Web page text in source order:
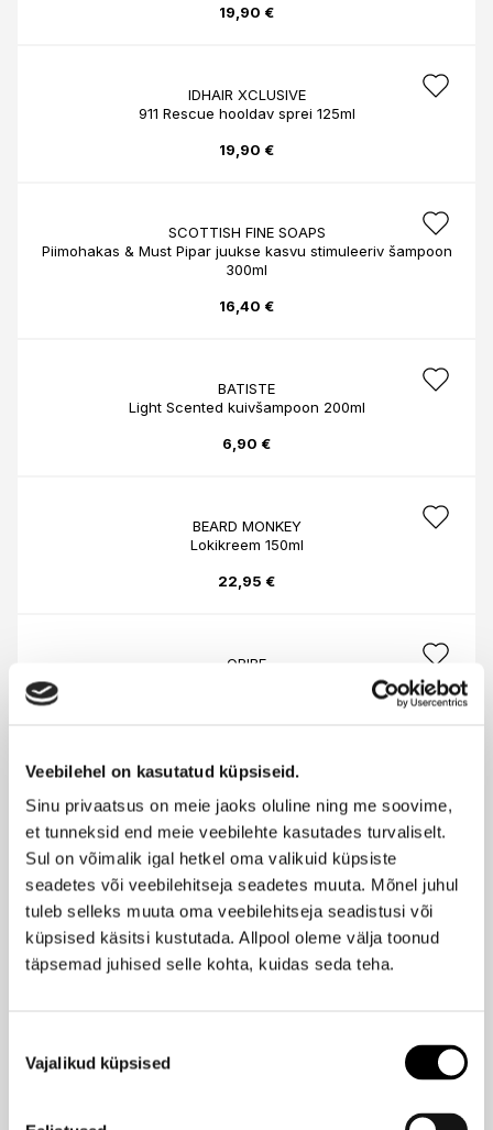
Veebilehel on kasutatud küpsiseid.
Sinu privaatsus on meie jaoks oluline ning me soovime,
et tunneksid end meie veebilehte kasutades turvaliselt.
Sul on võimalik igal hetkel oma valikuid küpsiste
seadetes või veebilehitseja seadetes muuta. Mõnel juhul
tuleb selleks muuta oma veebilehitseja seadistusi või
küpsised käsitsi kustutada. Allpool oleme välja toonud
täpsemad juhised selle kohta, kuidas seda teha.
valik
Vajalikud küpsised
19,90 €
IDHAIR XCLUSIVE
911 Rescue hooldav sprei 125ml
19,90 €
SCOTTISH FINE SOAPS
Piimohakas & Must Pipar juukse kasvu stimuleeriv šampoon
300ml
16,40 €
BATISTE
Light Scented kuivšampoon 200ml
6,90 €
BEARD MONKEY
Lokikreem 150ml
22,95 €
ORIBE
Niisutav šampoon lokkis ja paksudele juustele 250ml
ORIBE
Sügavniisutav palsam lokkis ja paksudele juustele 200ml
63,95 €
WELEDA
Hydro Shine niisutav šampoon 250ml